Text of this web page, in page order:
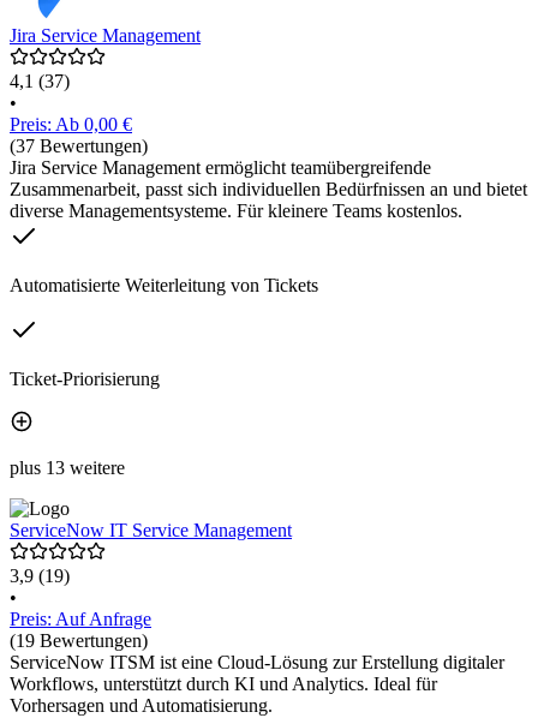
Jira Service Management
4,1 (37)
•
Preis: Ab 0,00 €
(37 Bewertungen)
Jira Service Management ermöglicht teamübergreifende
Zusammenarbeit, passt sich individuellen Bedürfnissen an und bietet
diverse Managementsysteme. Für kleinere Teams kostenlos.
Automatisierte Weiterleitung von Tickets
Ticket-Priorisierung
plus 13 weitere
ServiceNow IT Service Management
3,9 (19)
•
Preis: Auf Anfrage
(19 Bewertungen)
ServiceNow ITSM ist eine Cloud-Lösung zur Erstellung digitaler
Workflows, unterstützt durch KI und Analytics. Ideal für
Vorhersagen und Automatisierung.